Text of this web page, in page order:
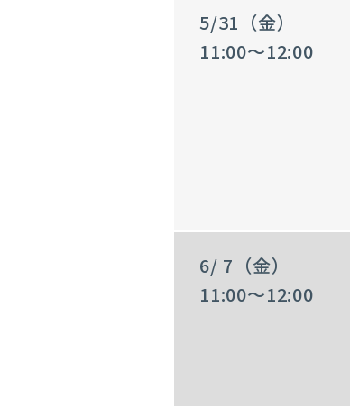
5/31（金）
11:00～12:00
6/ 7（金）
11:00～12:00